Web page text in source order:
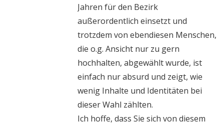
Jahren für den Bezirk
außerordentlich einsetzt und
trotzdem von ebendiesen Menschen,
die o.g. Ansicht nur zu gern
hochhalten, abgewählt wurde, ist
einfach nur absurd und zeigt, wie
wenig Inhalte und Identitäten bei
dieser Wahl zählten.
Ich hoffe, dass Sie sich von diesem